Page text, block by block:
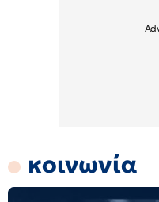
κοινωνία